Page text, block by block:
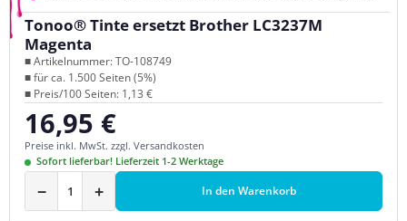
Tonoo® Tinte ersetzt Brother LC3237M
Magenta
■ Artikelnummer: TO-108749
■ für ca. 1.500 Seiten (5%)
■ Preis/100 Seiten: 1,13 €
Regulärer Preis:
16,95 €
Preise inkl. MwSt. zzgl. Versandkosten
Sofort lieferbar! Lieferzeit 1-2 Werktage
− + In den Warenkorb